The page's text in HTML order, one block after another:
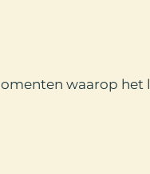
waarop het